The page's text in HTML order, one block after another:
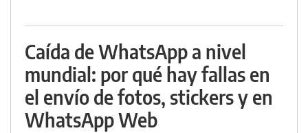
Caída de WhatsApp a nivel
mundial: por qué hay fallas en
el envío de fotos, stickers y en
WhatsApp Web